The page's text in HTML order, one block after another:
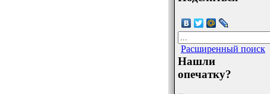
Расширенный поиск
Нашли
опечатку?